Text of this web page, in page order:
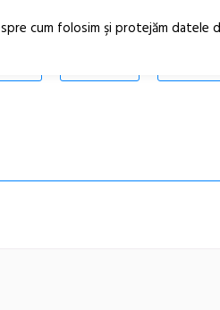
cum folosim şi protejăm datele